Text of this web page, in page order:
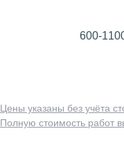
600-
Цены указаны без учёта
Полную стоимость работ